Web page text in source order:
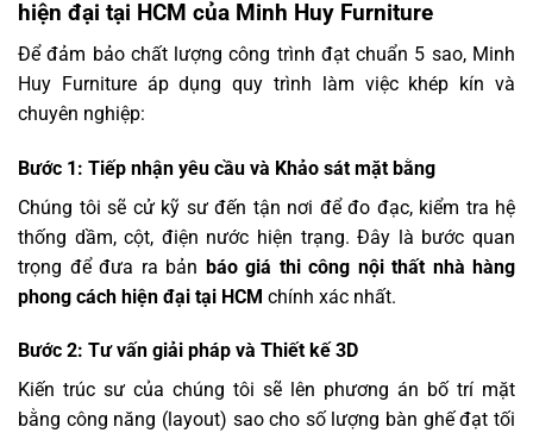
hiện đại tại HCM của Minh Huy Furniture
Để đảm bảo chất lượng công trình đạt chuẩn 5 sao, Minh
Huy Furniture áp dụng quy trình làm việc khép kín và
chuyên nghiệp:
Bước 1: Tiếp nhận yêu cầu và Khảo sát mặt bằng
Chúng tôi sẽ cử kỹ sư đến tận nơi để đo đạc, kiểm tra hệ
thống dầm, cột, điện nước hiện trạng. Đây là bước quan
trọng để đưa ra bản báo giá thi công nội thất nhà hàng
phong cách hiện đại tại HCM chính xác nhất.
Bước 2: Tư vấn giải pháp và Thiết kế 3D
Kiến trúc sư của chúng tôi sẽ lên phương án bố trí mặt
bằng công năng (layout) sao cho số lượng bàn ghế đạt tối